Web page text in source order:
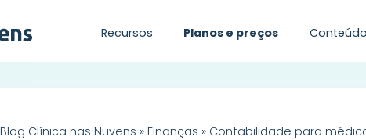
Recursos Planos e preços
Blog Clínica nas Nuvens » Finanças » Contabilidade para